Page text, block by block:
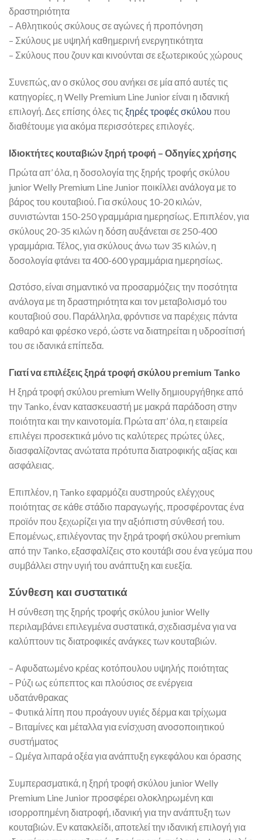
δραστηριότητα
– Αθλητικούς σκύλους σε αγώνες ή προπόνηση
– Σκύλους με υψηλή καθημερινή ενεργητικότητα
– Σκύλους που ζουν και κινούνται σε εξωτερικούς χώρους
Συνεπώς, αν ο σκύλος σου ανήκει σε μία από αυτές τις
κατηγορίες, η Welly Premium Line Junior είναι η ιδανική
επιλογή. Δες επίσης όλες τις ξηρές τροφές σκύλου που
διαθέτουμε για ακόμα περισσότερες επιλογές.
Ιδιοκτήτες κουταβιών ξηρή τροφή – Οδηγίες χρήσης
Πρώτα απ’ όλα, η δοσολογία της ξηρής τροφής σκύλου
junior Welly Premium Line Junior ποικίλλει ανάλογα με το
βάρος του κουταβιού. Για σκύλους 10-20 κιλών,
συνιστώνται 150-250 γραμμάρια ημερησίως. Επιπλέον, για
σκύλους 20-35 κιλών η δόση αυξάνεται σε 250-400
γραμμάρια. Τέλος, για σκύλους άνω των 35 κιλών, η
δοσολογία φτάνει τα 400-600 γραμμάρια ημερησίως.
Ωστόσο, είναι σημαντικό να προσαρμόζεις την ποσότητα
ανάλογα με τη δραστηριότητα και τον μεταβολισμό του
κουταβιού σου. Παράλληλα, φρόντισε να παρέχεις πάντα
καθαρό και φρέσκο νερό, ώστε να διατηρείται η υδροσίτισή
του σε ιδανικά επίπεδα.
Γιατί να επιλέξεις ξηρά τροφή σκύλου premium Tanko
Η ξηρά τροφή σκύλου premium Welly δημιουργήθηκε από
την Tanko, έναν κατασκευαστή με μακρά παράδοση στην
ποιότητα και την καινοτομία. Πρώτα απ’ όλα, η εταιρεία
επιλέγει προσεκτικά μόνο τις καλύτερες πρώτες ύλες,
διασφαλίζοντας ανώτατα πρότυπα διατροφικής αξίας και
ασφάλειας.
Επιπλέον, η Tanko εφαρμόζει αυστηρούς ελέγχους
ποιότητας σε κάθε στάδιο παραγωγής, προσφέροντας ένα
προϊόν που ξεχωρίζει για την αξιόπιστη σύνθεσή του.
Επομένως, επιλέγοντας την ξηρά τροφή σκύλου premium
από την Tanko, εξασφαλίζεις στο κουτάβι σου ένα γεύμα που
συμβάλλει στην υγιή του ανάπτυξη και ευεξία.
Σύνθεση και συστατικά
Η σύνθεση της ξηρής τροφής σκύλου junior Welly
περιλαμβάνει επιλεγμένα συστατικά, σχεδιασμένα για να
καλύπτουν τις διατροφικές ανάγκες των κουταβιών.
– Αφυδατωμένο κρέας κοτόπουλου υψηλής ποιότητας
– Ρύζι ως εύπεπτος και πλούσιος σε ενέργεια
υδατάνθρακας
– Φυτικά λίπη που προάγουν υγιές δέρμα και τρίχωμα
– Βιταμίνες και μέταλλα για ενίσχυση ανοσοποιητικού
συστήματος
– Ωμέγα λιπαρά οξέα για ανάπτυξη εγκεφάλου και όρασης
Συμπερασματικά, η ξηρή τροφή σκύλου junior Welly
Premium Line Junior προσφέρει ολοκληρωμένη και
ισορροπημένη διατροφή, ιδανική για την ανάπτυξη των
κουταβιών. Εν κατακλείδι, αποτελεί την ιδανική επιλογή για